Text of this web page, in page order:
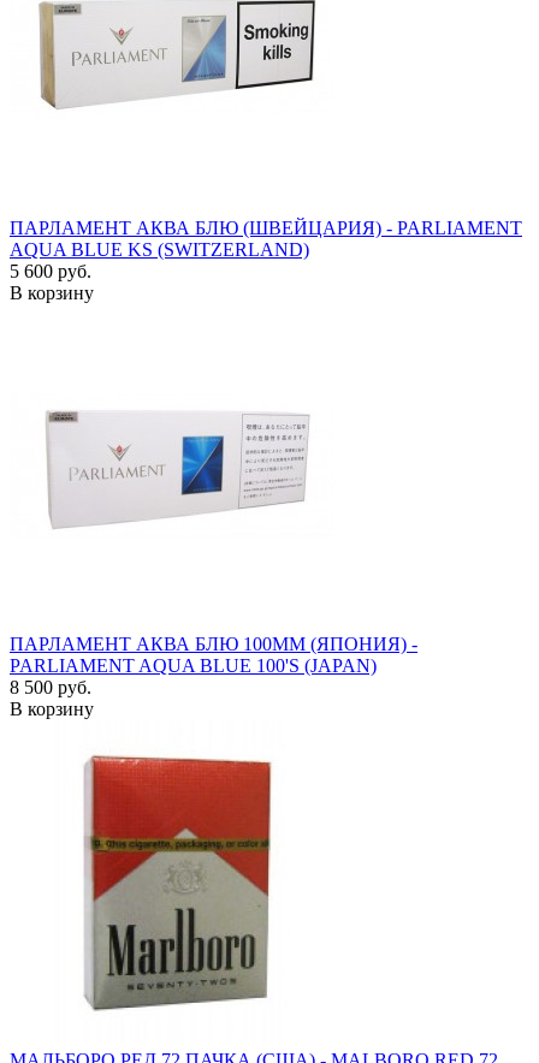
ПАРЛАМЕНТ АКВА БЛЮ (ШВЕЙЦАРИЯ) - PARLIAMENT
AQUA BLUE KS (SWITZERLAND)
5 600 руб.
В корзину
ПАРЛАМЕНТ АКВА БЛЮ 100ММ (ЯПОНИЯ) -
PARLIAMENT AQUA BLUE 100'S (JAPAN)
8 500 руб.
В корзину